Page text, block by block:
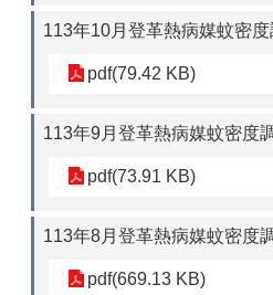
113年10月登革熱病媒蚊密
pdf(79.42 KB)
113年9月登革熱病媒蚊密度
pdf(73.91 KB)
113年8月登革熱病媒蚊密度
pdf(669.13 KB)